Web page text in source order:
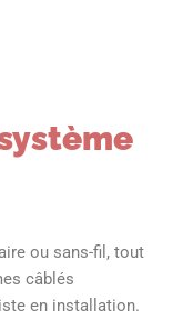
ou sans-fil, tout
câblés
en installation.